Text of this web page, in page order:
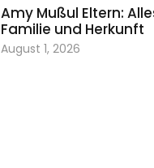
Amy Mußul Eltern:
Familie und Herkunft
August 1, 2026